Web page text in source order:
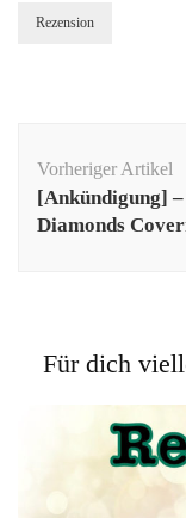
Rezension
Vorheriger Artikel
[Ankündigung]
Diamonds
Für dich